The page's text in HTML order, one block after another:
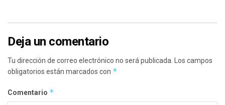
Deja un comentario
Tu dirección de correo electrónico no será publicada. Los campos
obligatorios están marcados con *
Comentario *